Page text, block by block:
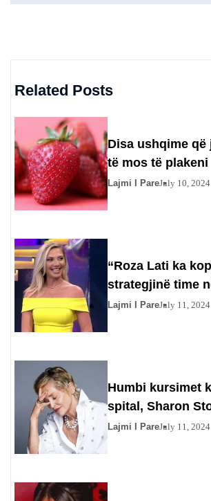
Related Posts
Disa ushqime
të mos të plakeni
Lajmi I PareJuly 10, 2024
“Roza Lati ka
strategjinë time
Gazetarja injoron
Lajmi I PareJuly 11, 2024
Humbi kursimet
spital, Sharon
përfituan prej meje
Lajmi I PareJuly 11, 2024